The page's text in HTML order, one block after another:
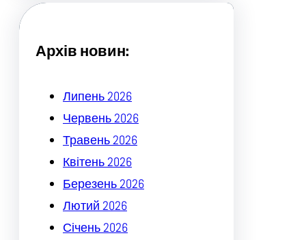
Архів новин:
Липень 2026
Червень 2026
Травень 2026
Квітень 2026
Березень 2026
Лютий 2026
Січень 2026